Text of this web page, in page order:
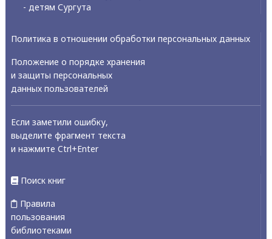
- детям Сургута
Политика в отношении обработки персональных данных
Положение о порядке хранения
и защиты персональных
данных пользователей
Если заметили ошибку,
выделите фрагмент текста
и нажмите Ctrl+Enter
Поиск книг
Правила
пользования
библиотеками